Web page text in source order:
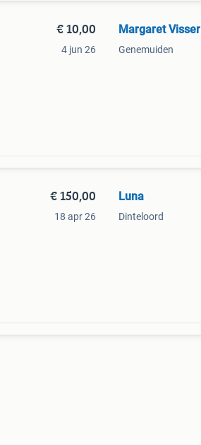
€ 10,00
4 jun 26
Margaret Visser
Genemuiden
€ 150,00
18 apr 26
Luna
Dinteloord